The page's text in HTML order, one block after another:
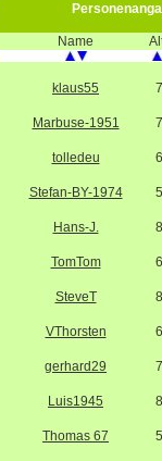
Name
klaus55
Marbuse-1951
tolledeu
Stefan-BY-1974
Hans-J.
TomTom
SteveT
VThorsten
gerhard29
Luis1945
Thomas 67